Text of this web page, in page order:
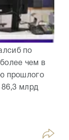
по
чем в
прошлого
86,3 млрд